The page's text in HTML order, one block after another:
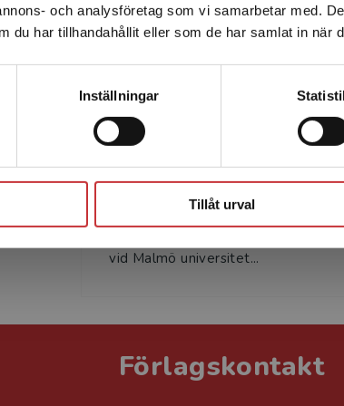
och analysföretag som vi samarbetar med.
du har tillhandahållit eller som de har samlat in när
Inställningar
Tillåt urval
Sverige. För att kunna slutföra ett köp måste
leveransadressen vara i Sverige.Läs mer
Robert Walldén är professor i
svenska som andraspråk vid Linné
universitetet och professor i
vid Malmö universitet...
Förlagskontakt